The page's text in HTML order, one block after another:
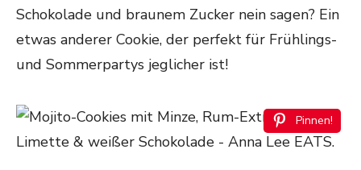
Schokolade und braunem Zucker nein sagen? Ein
etwas anderer Cookie, der perfekt für Frühlings-
und Sommerpartys jeglicher ist!
Pinnen!